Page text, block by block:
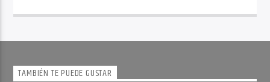
TAMBIÉN TE PUEDE GUSTAR